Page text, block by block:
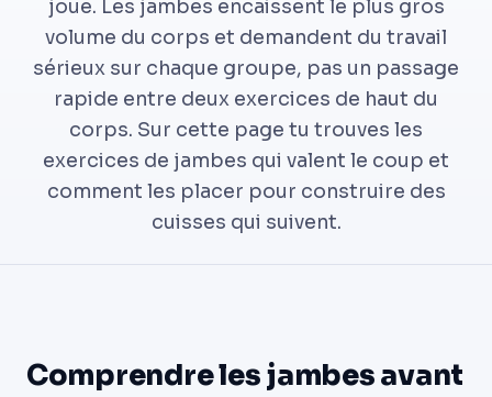
joue. Les jambes encaissent le plus gros
volume du corps et demandent du travail
sérieux sur chaque groupe, pas un passage
rapide entre deux exercices de haut du
corps. Sur cette page tu trouves les
exercices de jambes qui valent le coup et
comment les placer pour construire des
cuisses qui suivent.
Comprendre les jambes avant